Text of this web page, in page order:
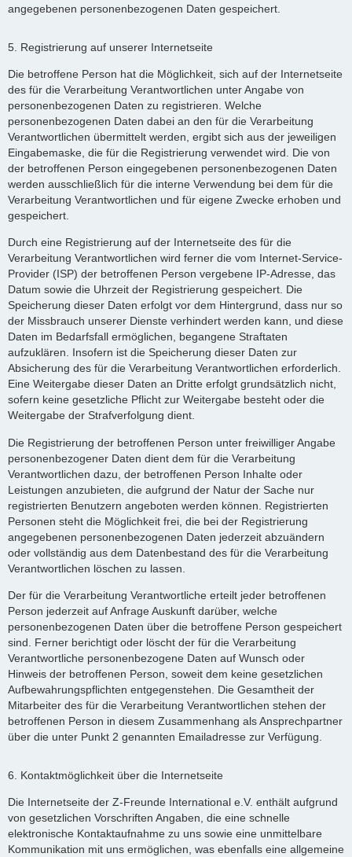
angegebenen personenbezogenen Daten gespeichert.
5. Registrierung auf unserer Internetseite
Die betroffene Person hat die Möglichkeit, sich auf der Internetseite
des für die Verarbeitung Verantwortlichen unter Angabe von
personenbezogenen Daten zu registrieren. Welche
personenbezogenen Daten dabei an den für die Verarbeitung
Verantwortlichen übermittelt werden, ergibt sich aus der jeweiligen
Eingabemaske, die für die Registrierung verwendet wird. Die von
der betroffenen Person eingegebenen personenbezogenen Daten
werden ausschließlich für die interne Verwendung bei dem für die
Verarbeitung Verantwortlichen und für eigene Zwecke erhoben und
gespeichert.
Durch eine Registrierung auf der Internetseite des für die
Verarbeitung Verantwortlichen wird ferner die vom Internet-Service-
Provider (ISP) der betroffenen Person vergebene IP-Adresse, das
Datum sowie die Uhrzeit der Registrierung gespeichert. Die
Speicherung dieser Daten erfolgt vor dem Hintergrund, dass nur so
der Missbrauch unserer Dienste verhindert werden kann, und diese
Daten im Bedarfsfall ermöglichen, begangene Straftaten
aufzuklären. Insofern ist die Speicherung dieser Daten zur
Absicherung des für die Verarbeitung Verantwortlichen erforderlich.
Eine Weitergabe dieser Daten an Dritte erfolgt grundsätzlich nicht,
sofern keine gesetzliche Pflicht zur Weitergabe besteht oder die
Weitergabe der Strafverfolgung dient.
Die Registrierung der betroffenen Person unter freiwilliger Angabe
personenbezogener Daten dient dem für die Verarbeitung
Verantwortlichen dazu, der betroffenen Person Inhalte oder
Leistungen anzubieten, die aufgrund der Natur der Sache nur
registrierten Benutzern angeboten werden können. Registrierten
Personen steht die Möglichkeit frei, die bei der Registrierung
angegebenen personenbezogenen Daten jederzeit abzuändern
oder vollständig aus dem Datenbestand des für die Verarbeitung
Verantwortlichen löschen zu lassen.
Der für die Verarbeitung Verantwortliche erteilt jeder betroffenen
Person jederzeit auf Anfrage Auskunft darüber, welche
personenbezogenen Daten über die betroffene Person gespeichert
sind. Ferner berichtigt oder löscht der für die Verarbeitung
Verantwortliche personenbezogene Daten auf Wunsch oder
Hinweis der betroffenen Person, soweit dem keine gesetzlichen
Aufbewahrungspflichten entgegenstehen. Die Gesamtheit der
Mitarbeiter des für die Verarbeitung Verantwortlichen stehen der
betroffenen Person in diesem Zusammenhang als Ansprechpartner
über die unter Punkt 2 genannten Emailadresse zur Verfügung.
6. Kontaktmöglichkeit über die Internetseite
Die Internetseite der Z-Freunde International e.V. enthält aufgrund
von gesetzlichen Vorschriften Angaben, die eine schnelle
elektronische Kontaktaufnahme zu uns sowie eine unmittelbare
Kommunikation mit uns ermöglichen, was ebenfalls eine allgemeine